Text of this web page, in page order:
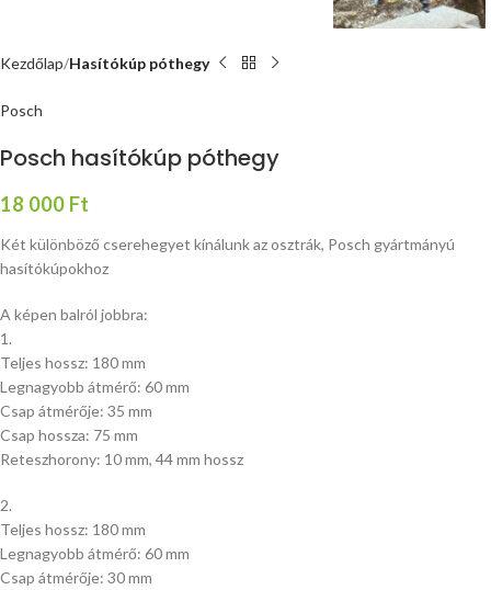
Kezdőlap Hasítókúp póthegy
Posch
Posch hasítókúp póthegy
18 000 Ft
Két különböző cserehegyet kínálunk az osztrák, Posch gyártmányú
hasítókúpokhoz
A képen balról jobbra:
1.
Teljes hossz: 180 mm
Legnagyobb átmérő: 60 mm
Csap átmérője: 35 mm
Csap hossza: 75 mm
Reteszhorony: 10 mm, 44 mm hossz
2.
Teljes hossz: 180 mm
Legnagyobb átmérő: 60 mm
Csap átmérője: 30 mm